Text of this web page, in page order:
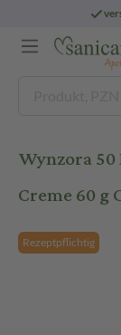
Wynzora
Creme 60 g
Rezeptpflichtig